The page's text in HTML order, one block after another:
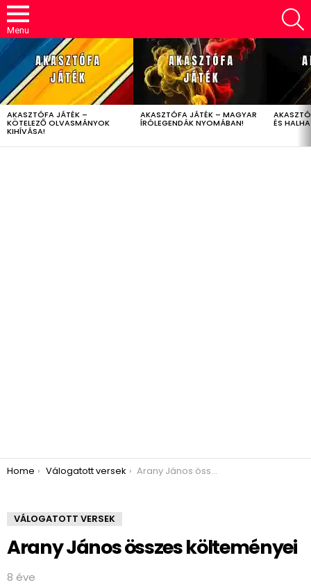
Menu
LATEST
STORIES
AKASZTÓFA JÁTÉK –
KÖTELEZŐ OLVASMÁNYOK
KIHÍVÁSA!
AKASZTÓFA JÁTÉK – MAGYAR
ÍRÓLEGENDÁK NYOMÁBAN! ÉS
You are here:
Home Válogatott versek Arany János összes költeményei
VÁLOGATOTT VERSEK
Arany János összes költeményei
8 éve